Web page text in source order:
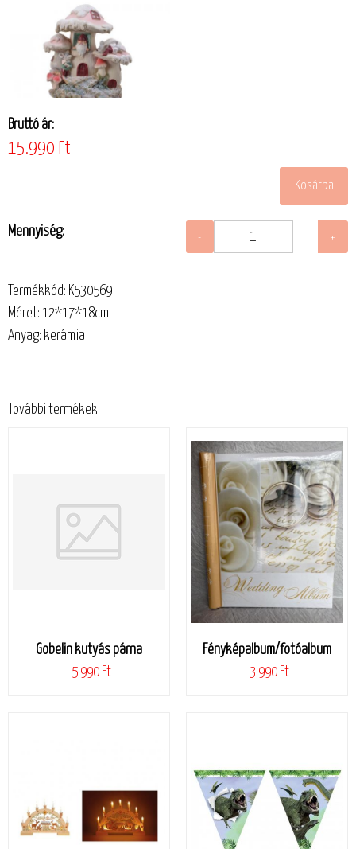
Bruttó ár:
15.990 Ft
Mennyiség:
Termékkód: K530569
Méret: 12*17*18cm
Anyag: kerámia
További termékek:
Gobelin kutyás párna
5.990 Ft
Fényképalbum/fotóalbum
3.990 Ft